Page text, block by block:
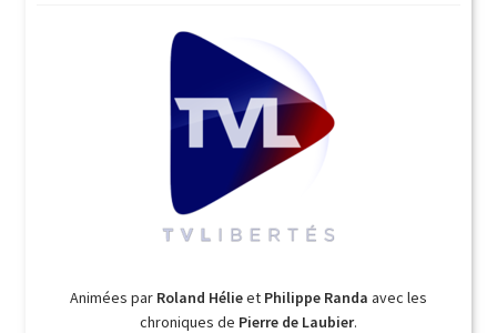
Animées par Roland Hélieet Philippe Randa avec les
chroniques de Pierre de Laubier.